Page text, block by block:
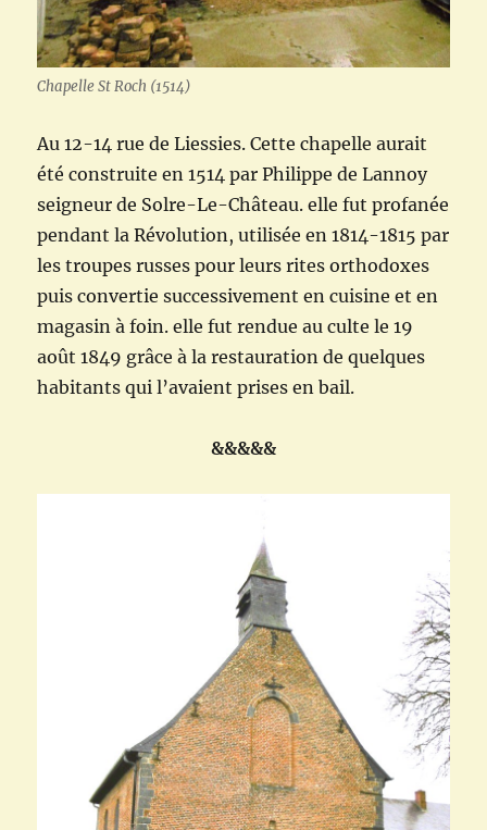
Chapelle St Roch (1514)
Au 12-14 rue de Liessies. Cette chapelle aurait
été construite en 1514 par Philippe de Lannoy
seigneur de Solre-Le-Château. elle fut profanée
pendant la Révolution, utilisée en 1814-1815 par
les troupes russes pour leurs rites orthodoxes
puis convertie successivement en cuisine et en
magasin à foin. elle fut rendue au culte le 19
août 1849 grâce à la restauration de quelques
habitants qui l’avaient prises en bail.
&&&&&